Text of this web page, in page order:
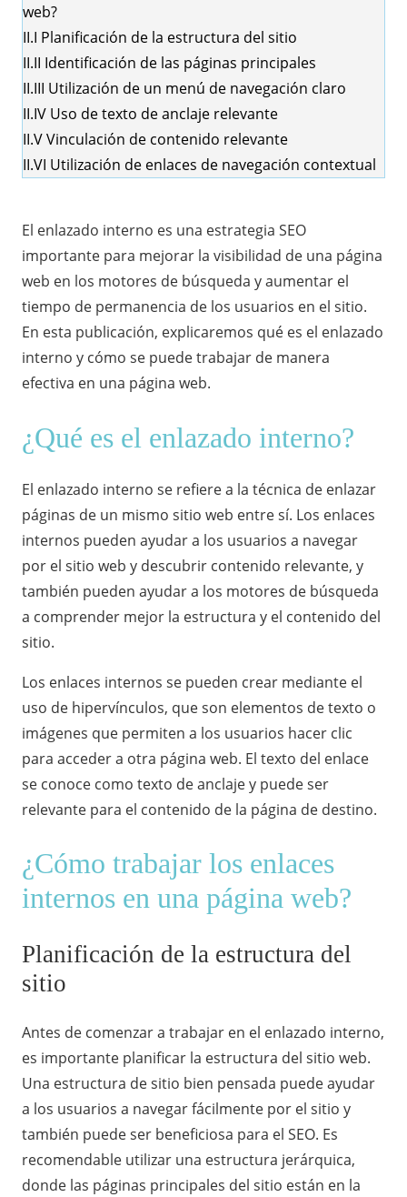
web?
II.I Planificación de la estructura del sitio
II.II Identificación de las páginas principales
II.III Utilización de un menú de navegación claro
II.IV Uso de texto de anclaje relevante
II.VVinculación de contenido relevante
II.VI Utilización de enlaces de navegación contextual
El enlazado interno es una estrategia SEO
importante para mejorar la visibilidad de una página
web en los motores de búsqueda y aumentar el
tiempo de permanencia de los usuarios en el sitio.
En esta publicación, explicaremos qué es el enlazado
interno y cómo se puede trabajar de manera
efectiva en una página web.
¿Qué es el enlazado interno?
El enlazado interno se refiere a la técnica de enlazar
páginas de un mismo sitio web entre sí. Los enlaces
internos pueden ayudar a los usuarios a navegar
por el sitio web y descubrir contenido relevante, y
también pueden ayudar a los motores de búsqueda
a comprender mejor la estructura y el contenido del
sitio.
Los enlaces internos se pueden crear mediante el
uso de hipervínculos, que son elementos de texto o
imágenes que permiten a los usuarios hacer clic
para acceder a otra página web. El texto del enlace
se conoce como texto de anclaje y puede ser
relevante para el contenido de la página de destino.
¿Cómo trabajar los enlaces
internos en una página web?
Planificación de la estructura del
sitio
Antes de comenzar a trabajar en el enlazado interno,
es importante planificar la estructura del sitio web.
Una estructura de sitio bien pensada puede ayudar
a los usuarios a navegar fácilmente por el sitio y
también puede ser beneficiosa para el SEO. Es
recomendable utilizar una estructura jerárquica,
donde las páginas principales del sitio están en la